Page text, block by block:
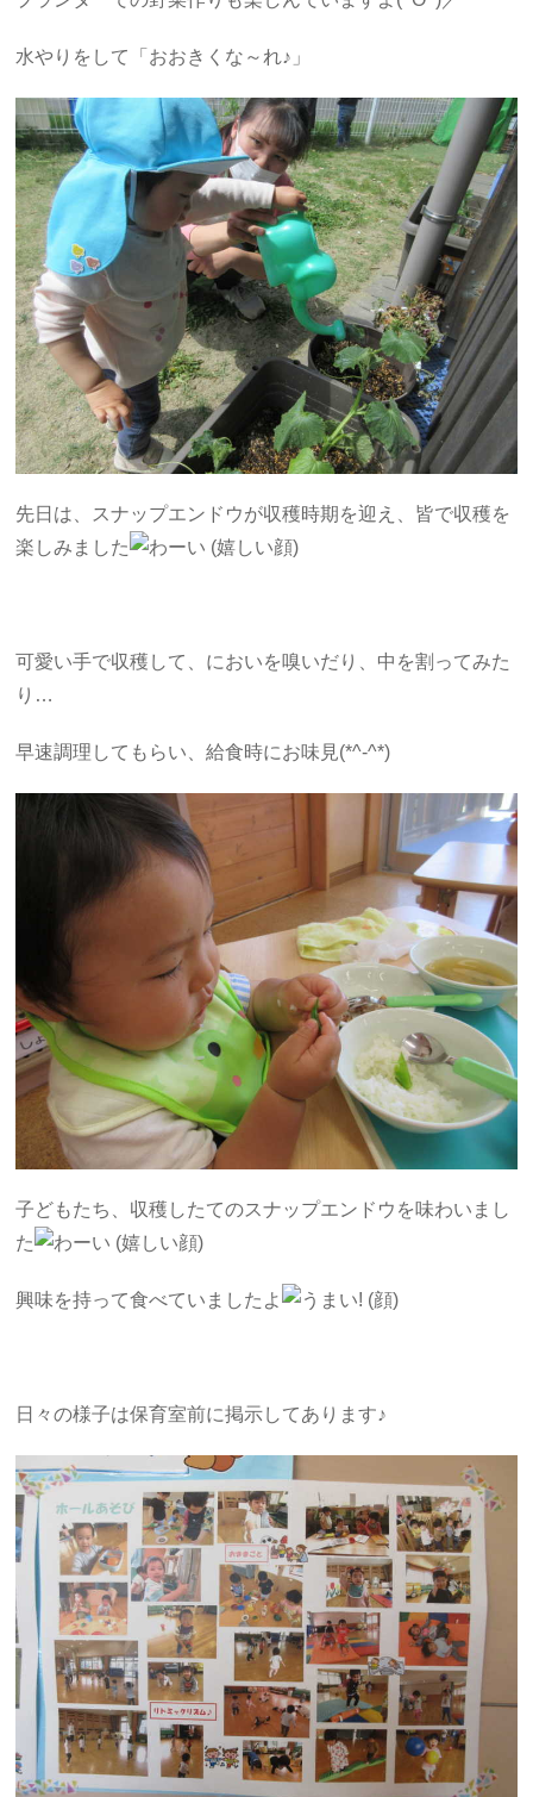
水やりをして「おおきくな～れ♪」
先日は、スナップエンドウが収穫時期を迎え、皆で収穫を
楽しみました
可愛い手で収穫して、においを嗅いだり、中を割ってみた
り…
早速調理してもらい、給食時にお味見(*^-^*)
子どもたち、収穫したてのスナップエンドウを味わいまし
た
興味を持って食べていましたよ
日々の様子は保育室前に掲示してあります♪